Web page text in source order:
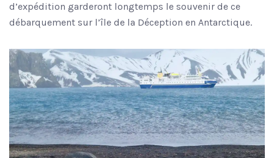
d’expédition garderont longtemps le souvenir de ce
débarquement sur l’île de la Déception en Antarctique.